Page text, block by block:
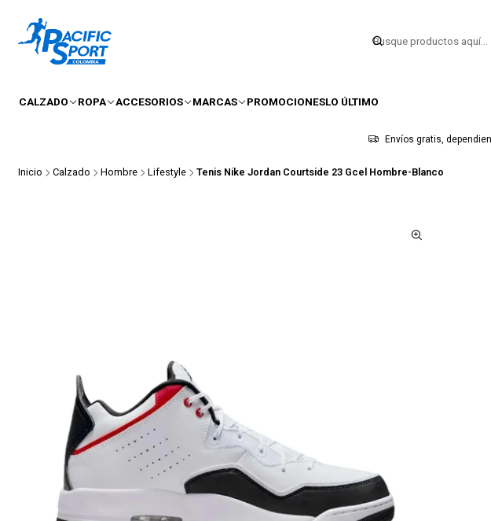
CALZADO ROPA ACCESORIOS MARCAS PROMOCIONESLO ÚLTIMO
Envíos gratis,
Inicio Calzado Hombre Lifestyle Tenis Nike Jordan Courtside 23 Gcel Hombre-Blanco